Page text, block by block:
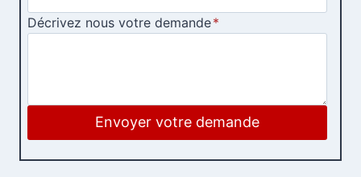
Décrivez nous votre demande*
Envoyer votre demande